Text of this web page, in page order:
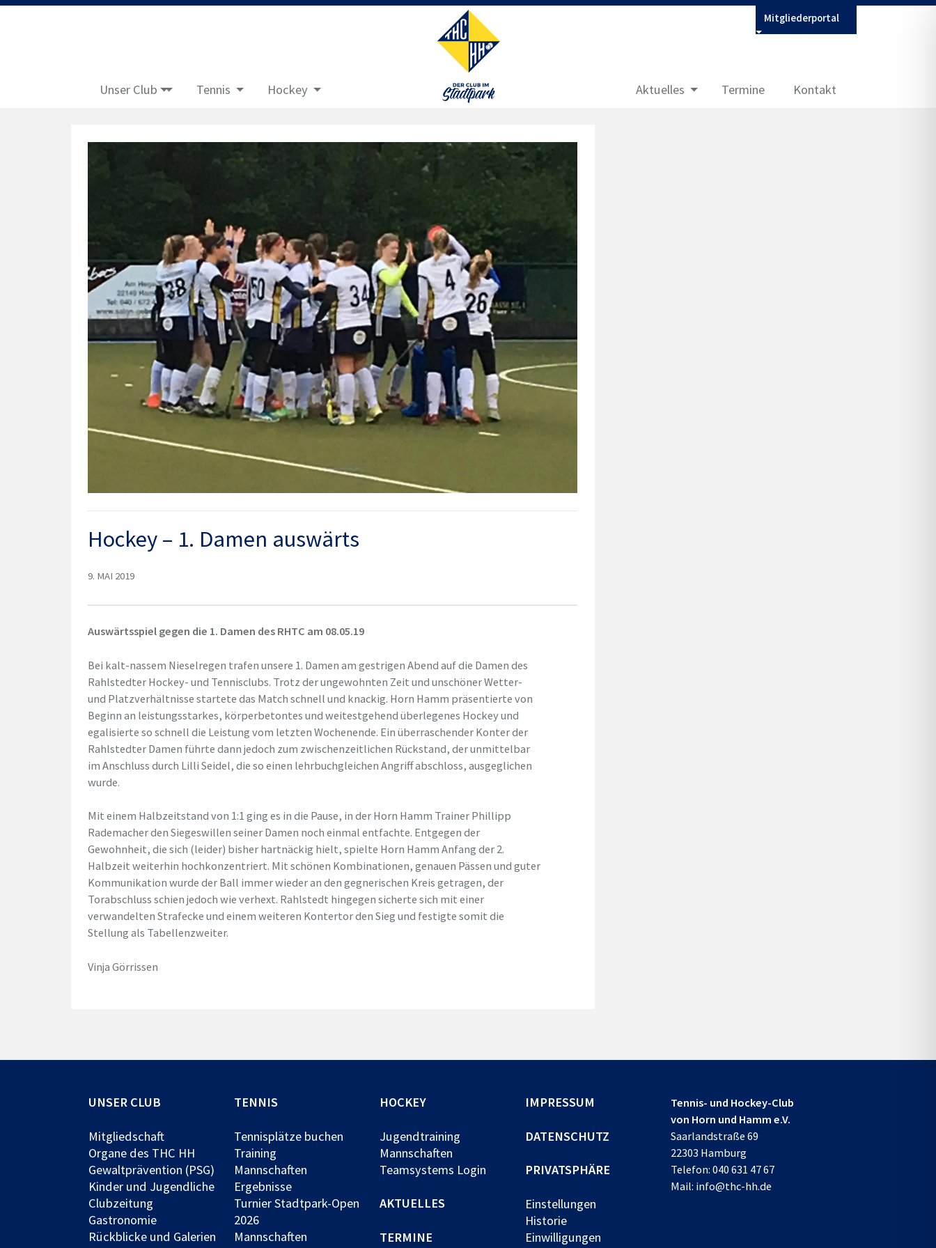
Unser Club Tennis Hockey
Mitgliederportal
Aktuelles Termine Kontakt
Hockey – 1. Damen auswärts
9. MAI 2019
Auswärtsspiel gegen die 1. Damen des RHTC am 08.05.19
Bei kalt-nassem Nieselregen trafen unsere 1. Damen am gestrigen Abend auf die Damen des
Rahlstedter Hockey- und Tennisclubs. Trotz der ungewohnten Zeit und unschöner Wetter-
und Platzverhältnisse startete das Match schnell und knackig. Horn Hamm präsentierte von
Beginn an leistungsstarkes, körperbetontes und weitestgehend überlegenes Hockey und
egalisierte so schnell die Leistung vom letzten Wochenende. Ein überraschender Konter der
Rahlstedter Damen führte dann jedoch zum zwischenzeitlichen Rückstand, der unmittelbar
im Anschluss durch Lilli Seidel, die so einen lehrbuchgleichen Angriff abschloss, ausgeglichen
wurde.
Mit einem Halbzeitstand von 1:1 ging es in die Pause, in der Horn Hamm Trainer Phillipp
Rademacher den Siegeswillen seiner Damen noch einmal entfachte. Entgegen der
Gewohnheit, die sich (leider) bisher hartnäckig hielt, spielte Horn Hamm Anfang der 2.
Halbzeit weiterhin hochkonzentriert. Mit schönen Kombinationen, genauen Pässen und guter
Kommunikation wurde der Ball immer wieder an den gegnerischen Kreis getragen, der
Torabschluss schien jedoch wie verhext. Rahlstedt hingegen sicherte sich mit einer
verwandelten Strafecke und einem weiteren Kontertor den Sieg und festigte somit die
Stellung als Tabellenzweiter.
Vinja Görrissen
UNSER CLUB
Mitgliedschaft
Organe des THC HH
Gewaltprävention (PSG)
Kinder und Jugendliche
Clubzeitung
Gastronomie
Rückblicke und Galerien
TENNIS
Tennisplätze buchen
Training
Mannschaften
Ergebnisse
Turnier Stadtpark-Open
2026
Mannschaften
HOCKEY
Jugendtraining
Mannschaften
Teamsystems Login
AKTUELLES
TERMINE
IMPRESSUM
DATENSCHUTZ
PRIVATSPHÄRE
Einstellungen
Historie
Einwilligungen
Tennis- und Hockey-Club
von Horn und Hamm e.V.
Saarlandstraße 69
22303 Hamburg
Telefon:040 631 47 67
Mail: info@thc-hh.de